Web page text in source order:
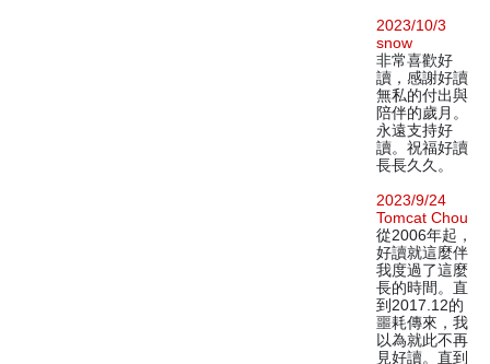
2023/10/3
snow
非常喜歡好
讀，感謝好讀
無私的付出與
陪伴的歲月。
永遠支持好
讀。祝福好讀
長長久久。
2023/9/24
Tomcat Chou
從2006年起，
好讀就這麼伴
我度過了這麼
長的時間。直
到2017.12的
噩耗傳來，我
以為就此不再
見好讀。直到